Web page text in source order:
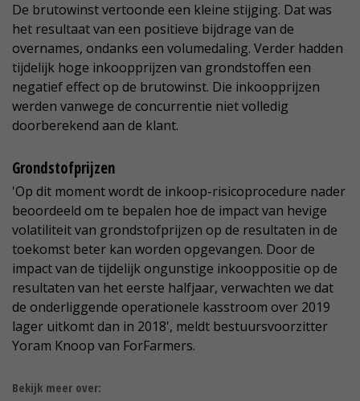
De brutowinst vertoonde een kleine stijging. Dat was
het resultaat van een positieve bijdrage van de
overnames, ondanks een volumedaling. Verder hadden
tijdelijk hoge inkoopprijzen van grondstoffen een
negatief effect op de brutowinst. Die inkoopprijzen
werden vanwege de concurrentie niet volledig
doorberekend aan de klant.
Grondstofprijzen
'Op dit moment wordt de inkoop-risicoprocedure nader
beoordeeld om te bepalen hoe de impact van hevige
volatiliteit van grondstofprijzen op de resultaten in de
toekomst beter kan worden opgevangen. Door de
impact van de tijdelijk ongunstige inkooppositie op de
resultaten van het eerste halfjaar, verwachten we dat
de onderliggende operationele kasstroom over 2019
lager uitkomt dan in 2018', meldt bestuursvoorzitter
Yoram Knoop van ForFarmers.
Bekijk meer over: